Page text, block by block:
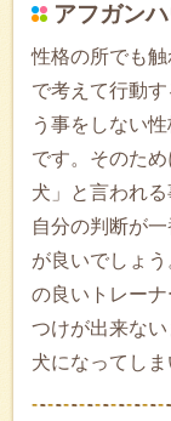
アフガン
性格の所でも
で考えて行動
う事をしない
です。そのた
犬」と言われ
自分の判断が
が良いでしょ
の良いトレー
つけが出来な
犬になってしま